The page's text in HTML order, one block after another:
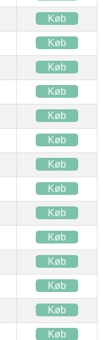
Køb
Køb
Køb
Køb
Køb
Køb
Køb
Køb
Køb
Køb
Køb
Køb
Køb
Køb